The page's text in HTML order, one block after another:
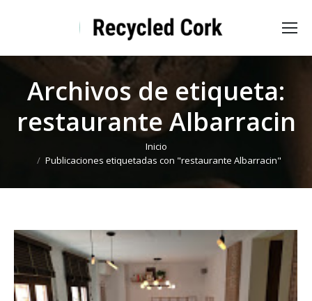
Archivos de etiqueta:
restaurante Albarracin
Inicio
Publicaciones etiquetadas con "restaurante Albarracin"